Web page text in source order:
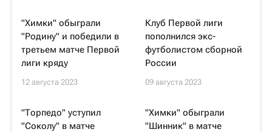
"Химки" обыграли
"Родину" и победили в
третьем матче Первой
лиги кряду
12 августа 2023
Клуб Первой лиги
пополнился экс-
футболистом сборной
России
09 августа 2023
"Торпедо" уступил
"Соколу" в матче
"Химки" обыграли
"Шинник" в матче